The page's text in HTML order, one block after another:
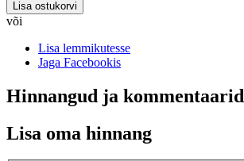
Lisa ostukorvi
või
Lisa lemmikutesse
Jaga Facebookis
Hinnangud ja kommentaarid
Lisa oma hinnang